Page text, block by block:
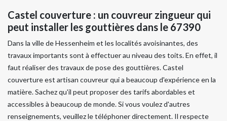
Castel couverture : un couvreur zingueur qui
peut installer les gouttières dans le 67390
Dans la ville de Hessenheim et les localités avoisinantes, des
travaux importants sont à effectuer au niveau des toits. En effet, il
faut réaliser des travaux de pose des gouttières. Castel
couverture est artisan couvreur qui a beaucoup d'expérience en la
matière. Sachez qu'il peut proposer des tarifs abordables et
accessibles à beaucoup de monde. Si vous voulez d'autres
renseignements, veuillez le téléphoner directement. Il respecte